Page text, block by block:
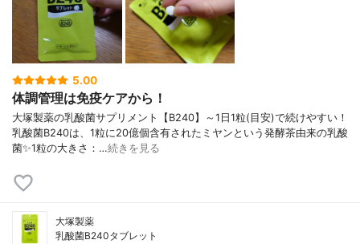
5.00
体調管理は免疫ケアから！
大塚製薬の乳酸菌サプリメント【B240】～1日1粒(目安)で続けやすい！
乳酸菌B240は、1粒に20億個含有されたミヤンという発酵茶由来の乳酸
菌✨1粒の大きさ：…続きを見る
大塚製薬
乳酸菌B240タブレット